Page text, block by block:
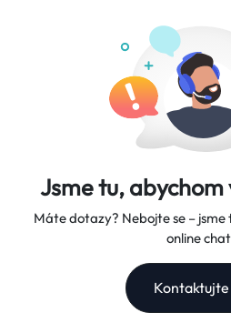
Jsme tu,
Máte dotazy? Nebojte se –
online
Kontaktujte